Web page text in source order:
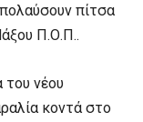
πίτσα
Π.Ο.Π..
του νέου
κοντά στο